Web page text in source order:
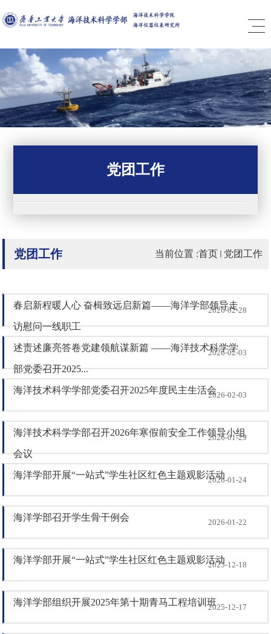
党团工作
党团工作 当前位置 :首页 党团工作
春启新程暖人心 奋楫致远启新篇——海洋学部领导走
访慰问一线职工
2026-02-28
述责述廉亮答卷党建领航谋新篇 ——海洋技术科学学
部党委召开2025...
2026-02-03
海洋技术科学学部党委召开2025年度民主生活会2026-02-03
海洋技术科学学部召开2026年寒假前安全工作领导小组
会议
2026-01-29
海洋学部开展“一站式”学生社区红色主题观影活动2026-01-24
海洋学部召开学生骨干例会 2026-01-22
海洋学部开展“一站式”学生社区红色主题观影活动2025-12-18
海洋学部组织开展2025年第十期青马工程培训班2025-12-17